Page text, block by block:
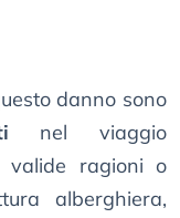
danno sono
nel viaggio
valide ragioni o
alberghiera,